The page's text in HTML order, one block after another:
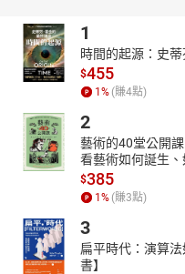
防彈少年團的歌曲從不只是
碼書」，把嚴肅的社會議題
「流行文化顛覆敘事」的手
柔包裹傷痛，不但撫慰阿米
♫顏值是他們最不值一提的標籤
本書由前 BBC 撰稿人精心記
者以超強的觀察力，揭開每
傳活動背後讓人動容的幕後
A.R.M.Y 一起成長、雙向奔赴
如此勢不可擋——才華、人品
不悔的重要原因。
♫是防彈的成長記錄，也是
1
時間的起源：史
$455
1 % (賺4點)
2
藝術的40堂公開
看藝術如何誕生、
$385
1 % (賺3點)
3
扁平時代：演算
書】